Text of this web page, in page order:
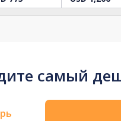
самый